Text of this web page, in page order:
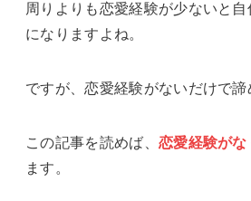
周りよりも恋愛経験が少ないと
になりますよね。
ですが、恋愛経験がないだけで
この記事を読めば、 恋愛経験が
ます。